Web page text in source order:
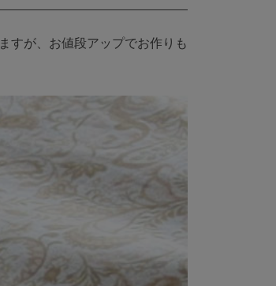
すが、お値段アップでお作りも